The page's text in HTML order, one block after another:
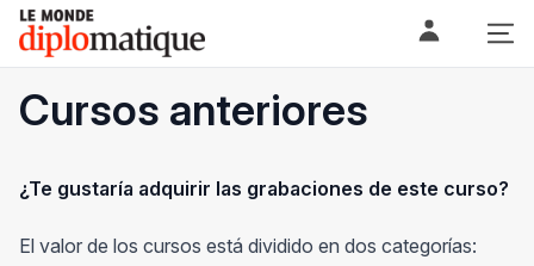
Skip
content
Le monde diplomatique
Cursos anteriores
¿Te gustaría adquirir las grabaciones de este curso?
El valor de los cursos está dividido en dos categorías: